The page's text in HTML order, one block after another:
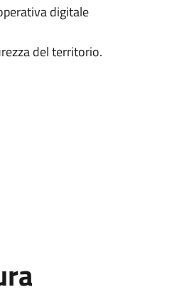
digitale
del territorio.